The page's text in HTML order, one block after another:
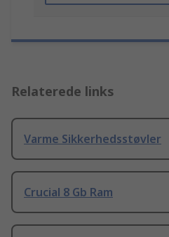
Relaterede links
Varme Sikkerhedsstøvler
Crucial 8 Gb Ram